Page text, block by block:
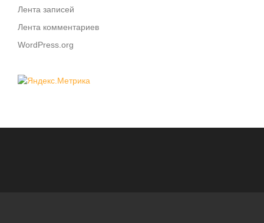
Лента записей
Лента комментариев
WordPress.org